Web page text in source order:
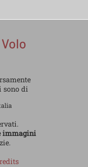
sono di
immagini